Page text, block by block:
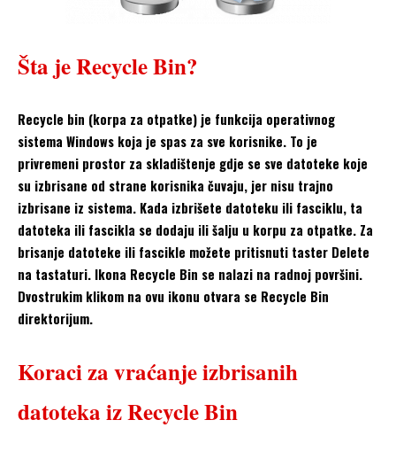
Šta je Recycle Bin?
Recycle bin (korpa za otpatke) je funkcija operativnog
sistema Windows koja je spas za sve korisnike. To je
privremeni prostor za skladištenje gdje se sve datoteke koje
su izbrisane od strane korisnika čuvaju, jer nisu trajno
izbrisane iz sistema. Kada izbrišete datoteku ili fasciklu, ta
datoteka ili fascikla se dodaju ili šalju u korpu za otpatke. Za
brisanje datoteke ili fascikle možete pritisnuti taster Delete
na tastaturi. Ikona Recycle Bin se nalazi na radnoj površini.
Dvostrukim klikom na ovu ikonu otvara se Recycle Bin
direktorijum.
Koraci za vraćanje izbrisanih
datoteka iz Recycle Bin